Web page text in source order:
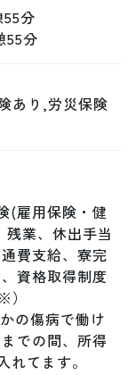
分
55分
あり,労災保険
(雇用保険・健
業、休出手当
費支給、寮完
資格取得制度
の傷病で働け
での間、所得
てます。